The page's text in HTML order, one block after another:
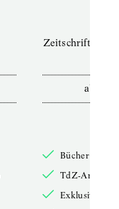
Zeitschriften
ab
Bücher online
TdZ-Artikel
Exklusive